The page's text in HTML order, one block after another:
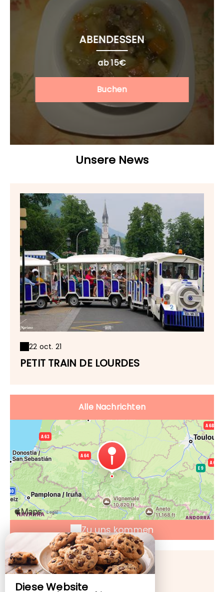
Diese Website
ABENDESSEN
ab 15€
Buchen
Unsere News
22 oct. 21
PETIT TRAIN DE LOURDES
Alle Nachrichten
Zu uns kommen
HOTEL DE PARIS